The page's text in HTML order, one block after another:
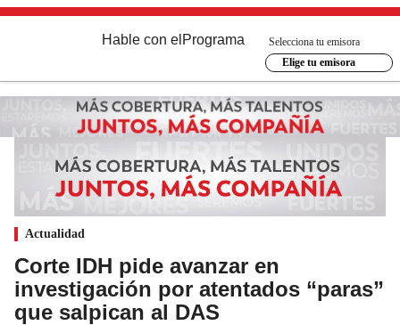
Hable con el Programa
Selecciona tu emisora
Elige tu emisora
Actualidad
Corte IDH pide avanzar en
investigación por atentados “paras”
que salpican al DAS